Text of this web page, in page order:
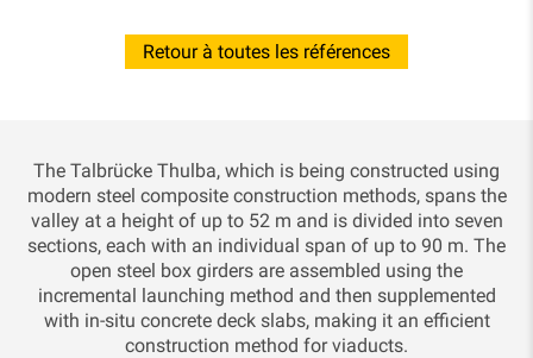
Retour à toutes les références
The Talbrücke Thulba, which is being constructed using
modern steel composite construction methods, spans the
valley at a height of up to 52 m and is divided into seven
sections, each with an individual span of up to 90 m. The
open steel box girders are assembled using the
incremental launching method and then supplemented
with in-situ concrete deck slabs, making it an efficient
construction method for viaducts.